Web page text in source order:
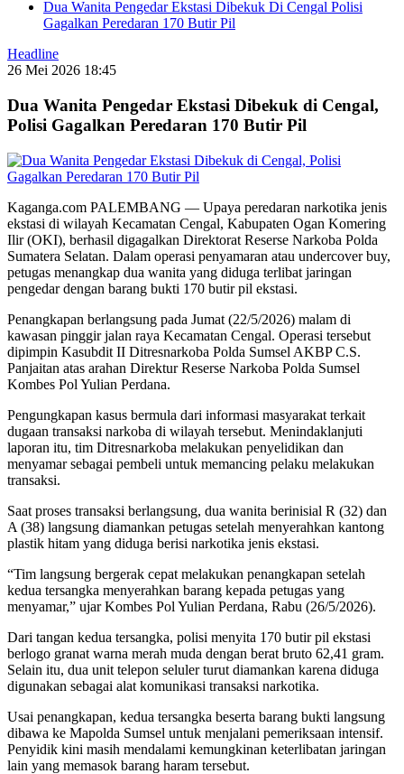
Dua Wanita Pengedar Ekstasi Dibekuk Di Cengal Polisi
Gagalkan Peredaran 170 Butir Pil
Headline
26 Mei 2026 18:45
Dua Wanita Pengedar Ekstasi Dibekuk di Cengal,
Polisi Gagalkan Peredaran 170 Butir Pil
Kaganga.com PALEMBANG — Upaya peredaran narkotika jenis
ekstasi di wilayah Kecamatan Cengal, Kabupaten Ogan Komering
Ilir (OKI), berhasil digagalkan Direktorat Reserse Narkoba Polda
Sumatera Selatan. Dalam operasi penyamaran atau undercover buy,
petugas menangkap dua wanita yang diduga terlibat jaringan
pengedar dengan barang bukti 170 butir pil ekstasi.
Penangkapan berlangsung pada Jumat (22/5/2026) malam di
kawasan pinggir jalan raya Kecamatan Cengal. Operasi tersebut
dipimpin Kasubdit II Ditresnarkoba Polda Sumsel AKBP C.S.
Panjaitan atas arahan Direktur Reserse Narkoba Polda Sumsel
Kombes Pol Yulian Perdana.
Pengungkapan kasus bermula dari informasi masyarakat terkait
dugaan transaksi narkoba di wilayah tersebut. Menindaklanjuti
laporan itu, tim Ditresnarkoba melakukan penyelidikan dan
menyamar sebagai pembeli untuk memancing pelaku melakukan
transaksi.
Saat proses transaksi berlangsung, dua wanita berinisial R (32) dan
A (38) langsung diamankan petugas setelah menyerahkan kantong
plastik hitam yang diduga berisi narkotika jenis ekstasi.
“Tim langsung bergerak cepat melakukan penangkapan setelah
kedua tersangka menyerahkan barang kepada petugas yang
menyamar,” ujar Kombes Pol Yulian Perdana, Rabu (26/5/2026).
Dari tangan kedua tersangka, polisi menyita 170 butir pil ekstasi
berlogo granat warna merah muda dengan berat bruto 62,41 gram.
Selain itu, dua unit telepon seluler turut diamankan karena diduga
digunakan sebagai alat komunikasi transaksi narkotika.
Usai penangkapan, kedua tersangka beserta barang bukti langsung
dibawa ke Mapolda Sumsel untuk menjalani pemeriksaan intensif.
Penyidik kini masih mendalami kemungkinan keterlibatan jaringan
lain yang memasok barang haram tersebut.